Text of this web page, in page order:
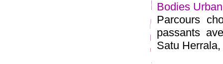
Bodies
Parcours
passants
Satu